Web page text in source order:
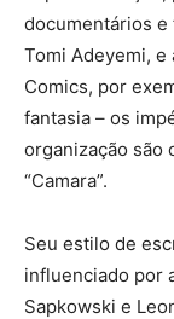
documentários e
Tomi Adeyemi, e
Comics, por
fantasia – os
organização são
“Camara”.
Seu estilo de
influenciado por
Sapkowski e